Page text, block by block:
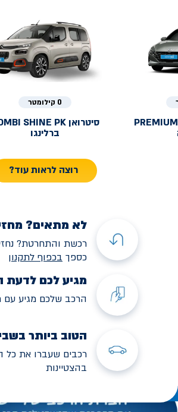
0 קילומטר
סיטרואן SHINE PK
ברלינגו
רוצה לראות עוד?
לא מתאים?
רכשת והתחרטת?
כספך בכפוף לתקנון
מגיע לכם לדעת
הרכב שלכם מגיע עם
הטוב ביותר
רכבים שעברו את כל
בהצטיינות